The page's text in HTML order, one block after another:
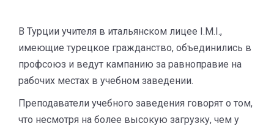
В Турции учителя в итальянском лицее I.M.I.,
имеющие турецкое гражданство, объединились в
профсоюз и ведут кампанию за равноправие на
рабочих местах в учебном заведении.
Преподаватели учебного заведения говорят о том,
что несмотря на более высокую загрузку, чем у